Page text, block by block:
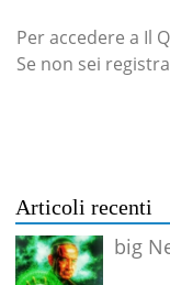
Per accedere a Il
Se non sei
Articoli recenti
big